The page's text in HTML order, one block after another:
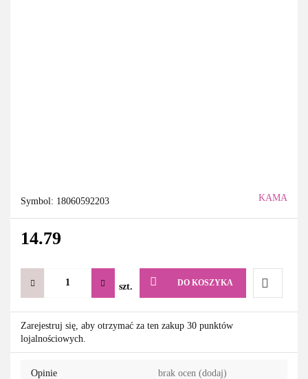
Symbol: 18060592203 KAMA
14.79
szt. DO KOSZYKA
Do
Zarejestruj się, aby otrzymać za ten zakup 30 punktów
lojalnościowych.
Opinie brak ocen (dodaj)